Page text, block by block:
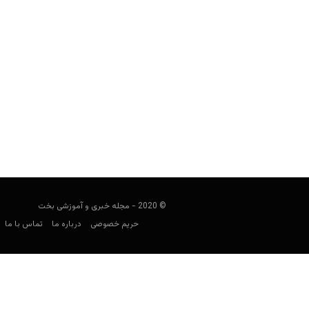
© 2020 - مجله خبری و آموزشی بخت
حریم خصوصی
درباره ما تماس با ما